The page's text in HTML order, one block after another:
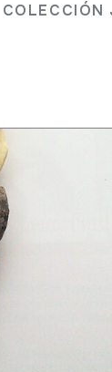
COLECCIÓN